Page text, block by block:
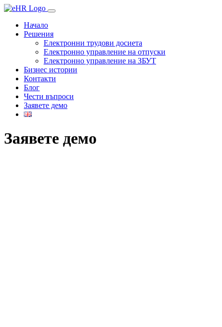
Начало
Решения
Електронни трудови досиета
Електронно управление на отпуски
Електронно управление на ЗБУТ
Бизнес истории
Контакти
Блог
Чести въпроси
Заявете демо
Заявете демо